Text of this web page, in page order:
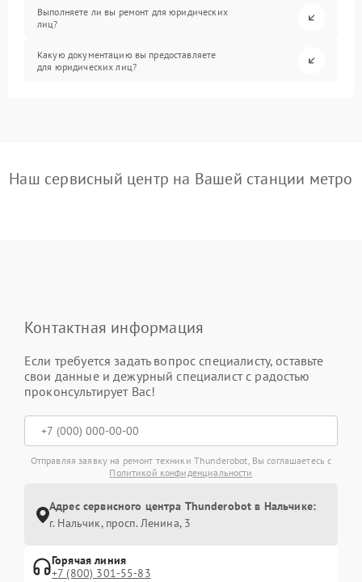
Выполняете ли вы ремонт для юридических
лиц?
Какую документацию вы предоставляете
для юридических лиц?
Наш сервисный центр на Вашей станции метро
Контактная информация
Если требуется задать вопрос специалисту, оставьте
свои данные и дежурный специалист с радостью
проконсультирует Вас!
Отправляя заявку на ремонт техники Thunderobot, Вы соглашаетесь с
Политикой конфиденциальности
Адрес сервисного центра Thunderobot в Нальчике:
г. Нальчик, просп. Ленина, 3
Горячая линия
+7 (800) 301-55-83